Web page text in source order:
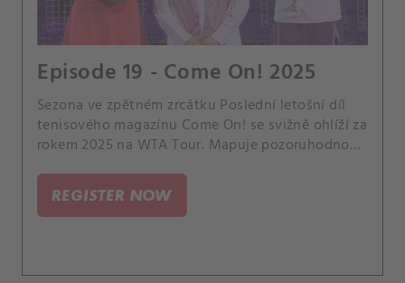
Episode 19 - Come On! 2025
Sezona ve zpětném zrcátku Poslední letošní díl
tenisového magazínu Come On! se svižně ohlíží za
rokem 2025 na WTA Tour. Mapuje pozoruhodnou
Rijádu a zve na zábavnou anketu s hvězdami.
REGISTER NOW